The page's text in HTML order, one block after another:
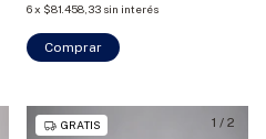
6x $81.458,33 sin interés
Comprar
1 / 2
GRATIS